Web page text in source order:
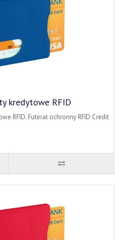
kredytowe RFID
RFID. Futerał ochronny RFID Credit